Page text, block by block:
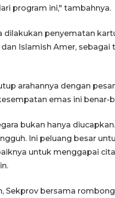
program ini," tambahnya.
dilakukan penyematan
Islamish Amer,
arahannya dengan
emas ini
bukan hanya
Ini peluang besar
untuk menggapai
Sekprov bersama